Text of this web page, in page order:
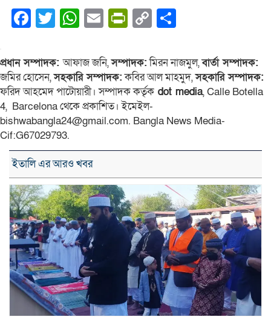
Facebook
Twitter
WhatsApp
EmailPrintFriendly
Copy
প্রধান সম্পাদক:আফাজ জনি,সম্পাদক:মিরন নাজমুল,বার্তা সম্পাদক:
জমির হোসেন,সহকারি সম্পাদক:কবির আল মাহমুদ,সহকারি সম্পাদক:
ফরিদ আহমেদ পাটোয়ারী। সম্পাদক কর্তৃক dot media, Calle Botella
4, Barcelona থেকে প্রকাশিত। ইমেইল-
bishwabangla24@gmail.com. Bangla News Media-
Cif:G67029793.
ইতালি এর আরও খবর